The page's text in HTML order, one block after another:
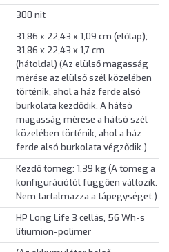
300 nit
31,86 x 22,43 x 1,09 cm (előlap);
31,86 x 22,43 x 1,7 cm
(hátoldal) (Az elülső magasság
mérése az elülső szél közelében
történik, ahol a ház ferde alsó
burkolata kezdődik. A hátsó
magasság mérése a hátsó szél
közelében történik, ahol a ház
ferde alsó burkolata végződik.)
Kezdő tömeg: 1,39 kg (A tömeg a
konfigurációtól függően változik.
Nem tartalmazza a tápegységet.)
HP Long Life 3 cellás, 56 Wh-s
lítiumion-polimer